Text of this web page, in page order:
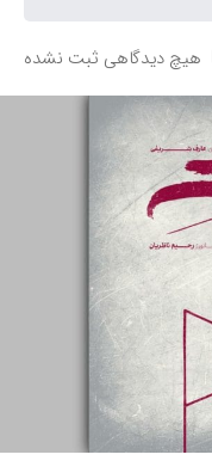
هیچ دیدگاهی ب
م
ا
ی
ش
«
ن
س
ه
ثبت نشده